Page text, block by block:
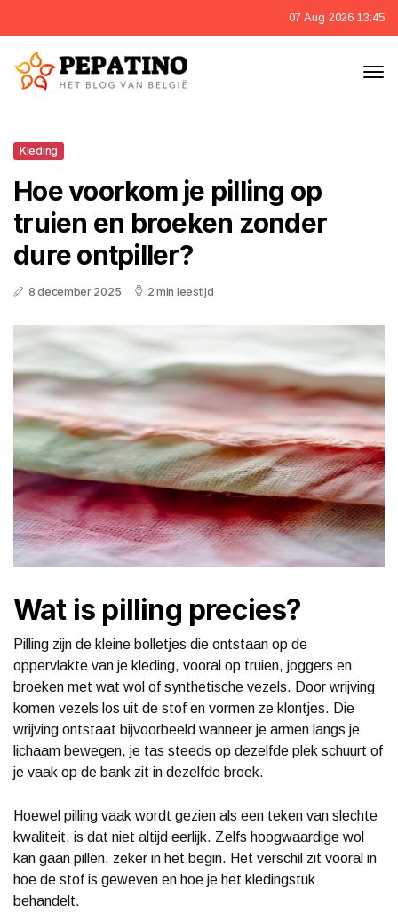
07 Aug 2026 13:45
Kleding
Hoe voorkom je pilling op
truien en broeken zonder
dure ontpiller?
8 december 2025 2 min leestijd
Wat is pilling precies?
Pilling zijn de kleine bolletjes die ontstaan op de
oppervlakte van je kleding, vooral op truien, joggers en
broeken met wat wol of synthetische vezels. Door wrijving
komen vezels los uit de stof en vormen ze klontjes. Die
wrijving ontstaat bijvoorbeeld wanneer je armen langs je
lichaam bewegen, je tas steeds op dezelfde plek schuurt of
je vaak op de bank zit in dezelfde broek.
Hoewel pilling vaak wordt gezien als een teken van slechte
kwaliteit, is dat niet altijd eerlijk. Zelfs hoogwaardige wol
kan gaan pillen, zeker in het begin. Het verschil zit vooral in
hoe de stof is geweven en hoe je het kledingstuk
behandelt.